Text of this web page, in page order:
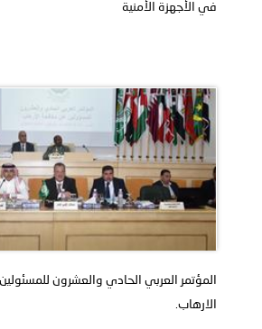
في الأجهزة الأمنية
المؤتمر العربي الحادي والعشرون
الارهاب.